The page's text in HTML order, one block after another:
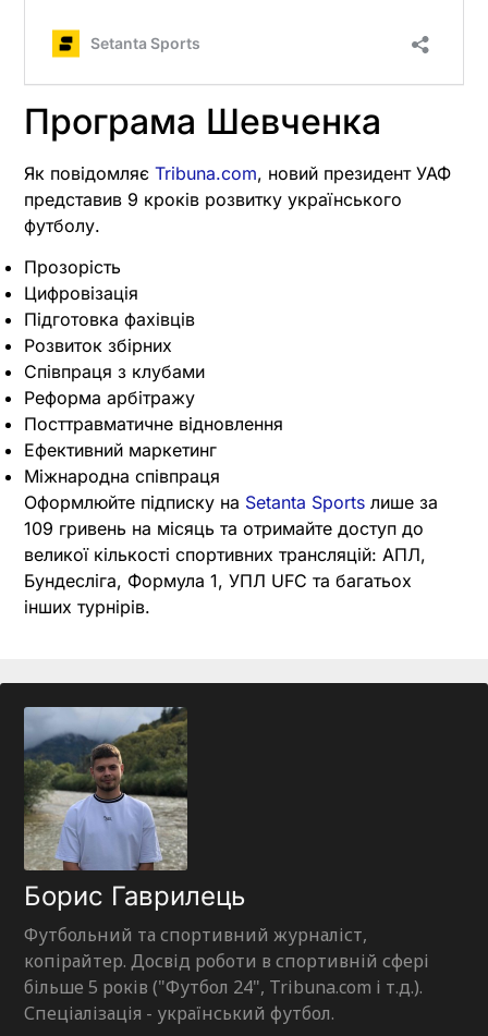
Програма Шевченка
Як повідомляє Tribuna.com, новий президент УАФ
представив 9 кроків розвитку українського
футболу.
Прозорість
Цифровізація
Підготовка фахівців
Розвиток збірних
Співпраця з клубами
Реформа арбітражу
Посттравматичне відновлення
Ефективний маркетинг
Міжнародна співпраця
Оформлюйте підписку на Setanta Sports лише за
109 гривень на місяць та отримайте доступ до
великої кількості спортивних трансляцій: АПЛ,
Бундесліга, Формула 1, УПЛ UFC та багатьох
інших турнірів.
Борис Гаврилець
Футбольний та спортивний журналіст,
копірайтер. Досвід роботи в спортивній сфері
більше 5 років ("Футбол 24", Tribuna.com і т.д.).
Спеціалізація - український футбол.